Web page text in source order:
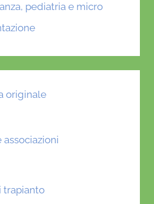
pediatria e micro
originale
trapianto